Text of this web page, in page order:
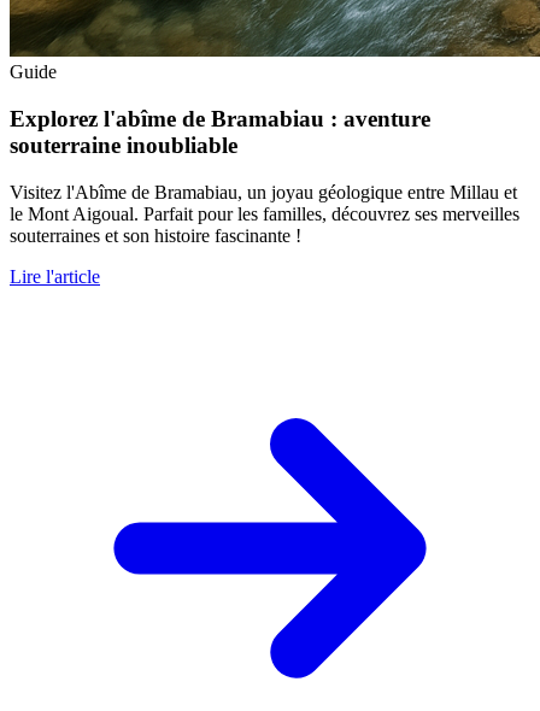
Guide
Explorez l'abîme de Bramabiau : aventure
souterraine inoubliable
Visitez l'Abîme de Bramabiau, un joyau géologique entre Millau et
le Mont Aigoual. Parfait pour les familles, découvrez ses merveilles
souterraines et son histoire fascinante !
Lire l'article